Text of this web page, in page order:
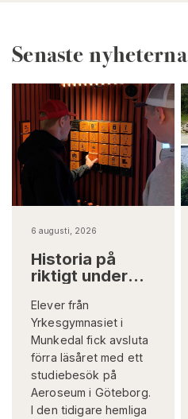
Senaste nyheterna
6 augusti, 2026
Historia på
riktigt under
Elever från
Yrkesgymnasiet i
Munkedal fick avsluta
förra läsåret med ett
studiebesök på
Aeroseum i Göteborg.
I den tidigare hemliga